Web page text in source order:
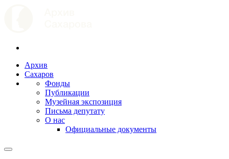
Архив
Сахаров
Фонды
Публикации
Музейная экспозиция
Письма депутату
О нас
Официальные документы